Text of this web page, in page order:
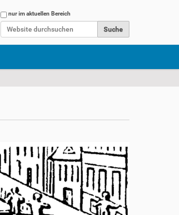
Website durchsuchen
nur im aktuellen Bereich